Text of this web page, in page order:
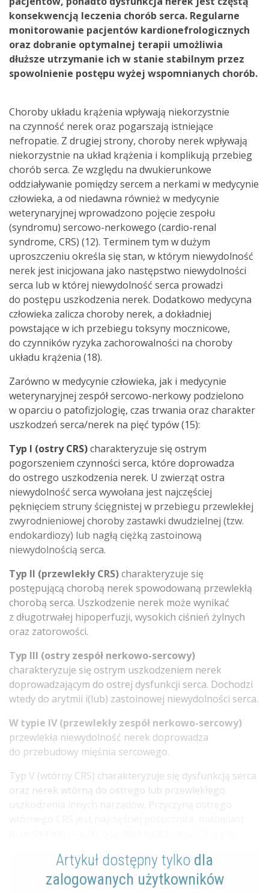
konsekwencją leczenia chorób serca. Regularne
monitorowanie pacjentów kardionefrologicznych
oraz dobranie optymalnej terapii umożliwia
dłuższe utrzymanie ich w stanie stabilnym przez
spowolnienie postępu wyżej wspomnianych chorób.
Choroby układu krążenia wpływają niekorzystnie
na czynność nerek oraz pogarszają istniejące
nefropatie. Z drugiej strony, choroby nerek wpływają
niekorzystnie na układ krążenia i komplikują przebieg
chorób serca. Ze względu na dwukierunkowe
oddziaływanie pomiędzy sercem a nerkami w medycynie
człowieka, a od niedawna również w medycynie
weterynaryjnej wprowadzono pojęcie zespołu
(syndromu) sercowo-nerkowego (cardio-renal
syndrome, CRS) (12). Terminem tym w dużym
uproszczeniu określa się stan, w którym niewydolność
nerek jest inicjowana jako następstwo niewydolności
serca lub w której niewydolność serca prowadzi
do postępu uszkodzenia nerek. Dodatkowo medycyna
człowieka zalicza choroby nerek, a dokładniej
powstające w ich przebiegu toksyny mocznicowe,
do czynników ryzyka zachorowalności na choroby
układu krążenia (18).
Zarówno w medycynie człowieka, jak i medycynie
weterynaryjnej zespół sercowo-nerkowy podzielono
w oparciu o patofizjologię, czas trwania oraz charakter
uszkodzeń serca/nerek na pięć typów (15):
Typ I (ostry CRS)charakteryzuje się ostrym
pogorszeniem czynności serca, które doprowadza
do ostrego uszkodzenia nerek. U zwierząt ostra
niewydolność serca wywołana jest najczęściej
pęknięciem struny ścięgnistej w przebiegu przewlekłej
zwyrodnieniowej choroby zastawki dwudzielnej (tzw.
endokardiozy) lub nagłą ciężką zastoinową
niewydolnością serca.
Typ II (przewlekły CRS)charakteryzuje się
postępującą chorobą nerek spowodowaną przewlekłą
chorobą serca. Uszkodzenie nerek może wynikać
z długotrwałej hipoperfuzji, wysokich ciśnień żylnych
oraz zatorowości.
Typ III (ostry zespół nerkowo-sercowy)
charakteryzuje się ostrym uszkodzeniem nerek
doprowadzającym do ostrej dysfunkcji serca. Dochodzi
wtedy do arytmii i(lub) zastoinowej niewydolności serca.
W typie IV (przewlekły zespół nerkowo-sercowy)
przewlekła niewydolność nerek doprowadza
do przebudowy mięśnia sercowego.
Typ V (wtórny CRS) charakteryzuje się dysfunkcją serca
oraz nerek wtórną do ostrego lub przewlekłego
uszkodzenia innych narządów. Przyczyną ostrego
Artykuł dostępny tylko dla
zalogowanych użytkowników